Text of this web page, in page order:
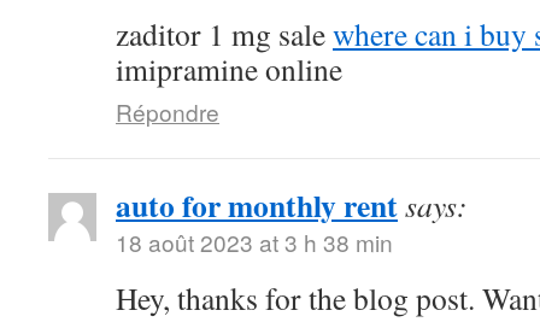
zaditor 1 mg salewhere can i buy
imipramine online
Répondre
auto for monthly rentsays:
18 août 2023 at 3 h 38 min
Hey, thanks for the blog post.